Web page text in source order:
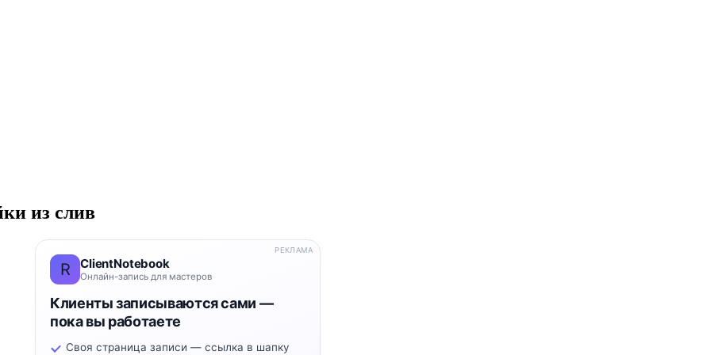
из слив
R ClientNotebook
Онлайн-запись для мастеров
Клиенты записываются сами —
пока вы работаете
Своя страница записи — ссылка в шапку
РЕКЛАМА